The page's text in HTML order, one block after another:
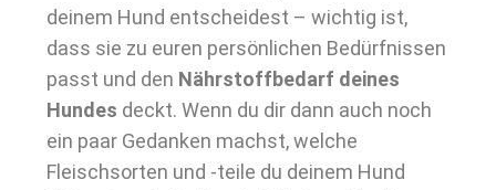
deinem Hund entscheidest – wichtig ist,
dass sie zu euren persönlichen Bedürfnissen
passt und den Nährstoffbedarf deines
Hundes deckt. Wenn du dir dann auch noch
ein paar Gedanken machst, welche
Fleischsorten und -teile du deinem Hund